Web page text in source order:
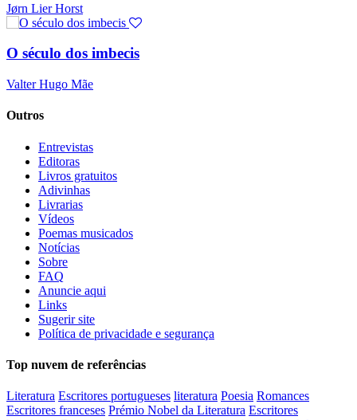
Jørn Lier Horst
O século dos imbecis
Valter Hugo Mãe
Outros
Entrevistas
Editoras
Livros gratuitos
Adivinhas
Livrarias
Vídeos
Poemas musicados
Notícias
Sobre
FAQ
Anuncie aqui
Links
Sugerir site
Política de privacidade e segurança
Top nuvem de referências
Literatura Escritores portugueses literatura Poesia Romances
Escritores franceses Prémio Nobel da Literatura Escritores